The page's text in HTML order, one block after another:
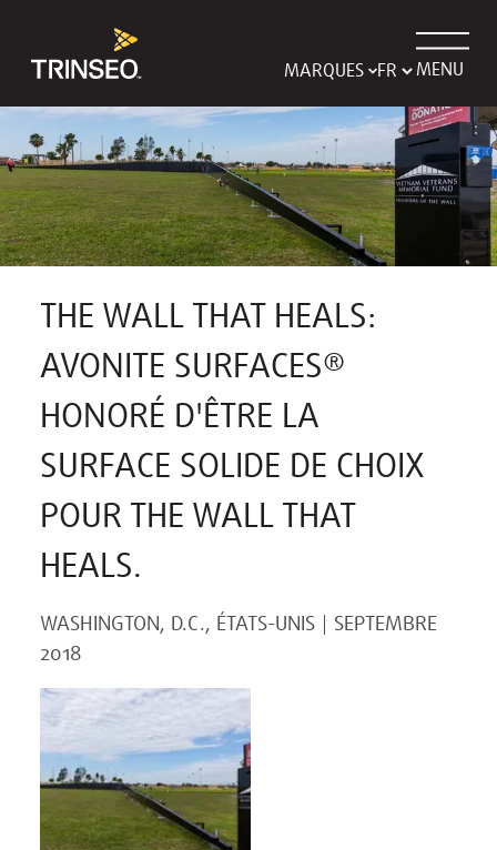
MARQUES MENU
THE WALL THAT HEALS:
AVONITE SURFACES®
HONORÉ D'ÊTRE LA
SURFACE SOLIDE DE CHOIX
POUR THE WALL THAT
HEALS.
WASHINGTON, D.C., ÉTATS-UNIS
SEPTEMBRE
2018